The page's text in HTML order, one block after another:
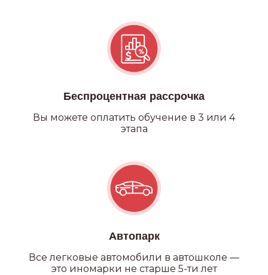
Беспроцентная рассрочка
Вы можете оплатить обучение в 3 или 4
этапа
Автопарк
Все легковые автомобили в автошколе —
это иномарки не старше 5-ти лет